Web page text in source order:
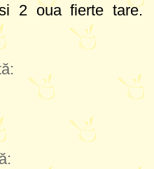
2 oua fierte tare.